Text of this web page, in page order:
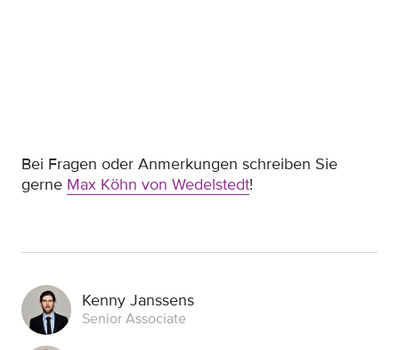
Bei Fragen oder Anmerkungen schreiben Sie
gerne Max Köhn von Wedelstedt!
Kenny Janssens
Senior Associate